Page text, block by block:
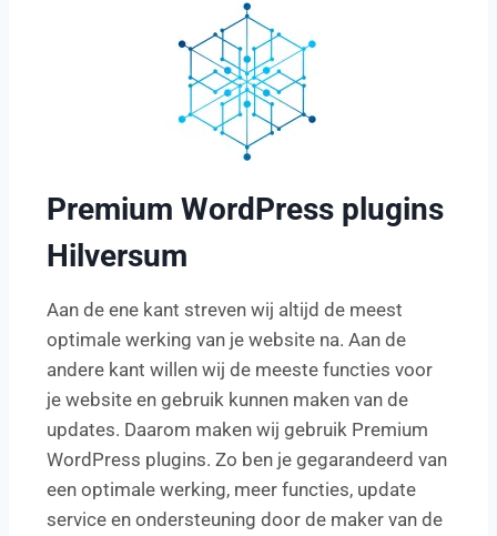
Premium WordPress plugins
Hilversum
Aan de ene kant streven wij altijd de meest
optimale werking van je website na. Aan de
andere kant willen wij de meeste functies voor
je website en gebruik kunnen maken van de
updates. Daarom maken wij gebruik Premium
WordPress plugins. Zo ben je gegarandeerd van
een optimale werking, meer functies, update
service en ondersteuning door de maker van de